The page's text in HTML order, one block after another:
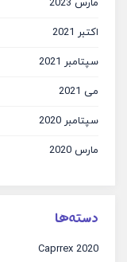
مارس 2023
اکتبر 2021
سپتامبر 2021
می 2021
سپتامبر 2020
مارس 2020
دسته‌ها
Caprrex 2020